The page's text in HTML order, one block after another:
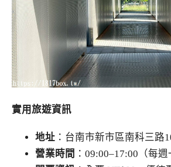
實用旅遊資訊
地址 ：台南市新市區南科三路
營業時間 ：09:00–17:00（每週